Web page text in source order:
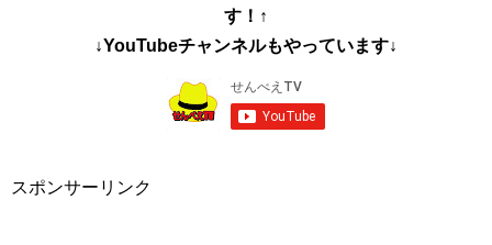
す！↑
↓YouTubeチャンネルもやっています↓
スポンサーリンク